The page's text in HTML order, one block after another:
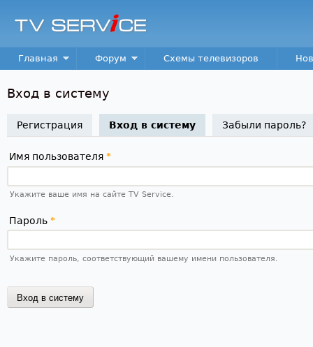
TV
Service
Main menu
Главная Форум Схемы телевизоров
Вход в систему
Регистрация Вход в систему(активная вкладка)
Забыли пароль?
Имя пользователя *
Укажите ваше имя на сайте TV Service.
Пароль *
Укажите пароль, соответствующий вашему имени пользователя.